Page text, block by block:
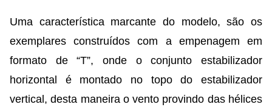
Uma característica marcante do modelo, são os
exemplares construídos com a empenagem em
formato de “T”, onde o conjunto estabilizador
horizontal é montado no topo do estabilizador
vertical, desta maneira o vento provindo das hélices